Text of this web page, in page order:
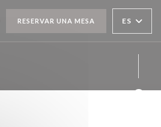
RESERVAR UNA MESA ES